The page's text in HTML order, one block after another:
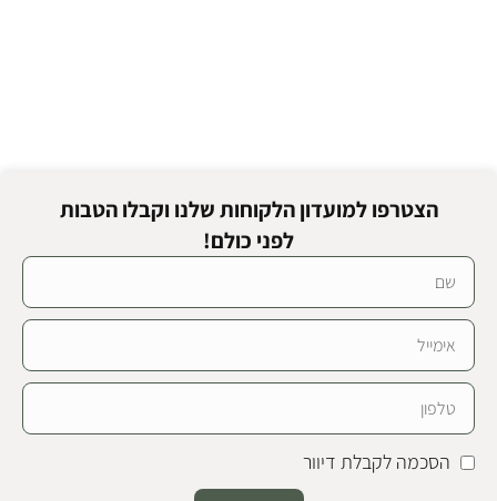
הצטרפו למועדון הלקוחות שלנו וקבלו הטבות
לפני כולם!
הסכמה לקבלת דיוור